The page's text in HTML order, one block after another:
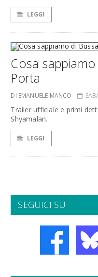
LEGGI
Cosa
Porta
DI EMANUELE MANCO
Trailer ufficiale e primi
Shyamalan.
LEGGI
SEGUICI SU